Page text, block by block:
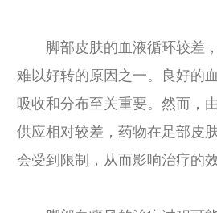
脚部皮肤的血液循环较差，
难以好转的原因之一。良好的
吸收和分布至关重要。然而，
供应相对较差，药物在足部皮
会受到限制，从而影响治疗的效